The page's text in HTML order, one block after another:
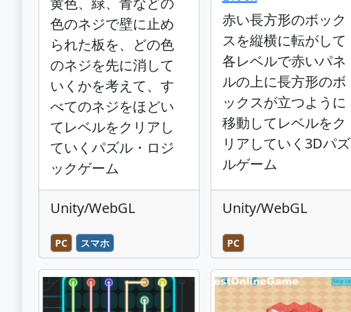
色のネジで壁に止め
られた板を、どの色
のネジを先に消して
いくかを考えて、す
べてのネジをほどい
てレベルをクリアし
ていくパズル・ロジ
ックゲーム
Unity/WebGL
PC スマホ
赤い長方形のボック
スを縦横に転がして
各レベルで赤いパネ
ルの上に長方形のボ
ックスが立つように
移動してレベルをク
リアしていく3Dパズ
ルゲーム
Unity/WebGL
PC